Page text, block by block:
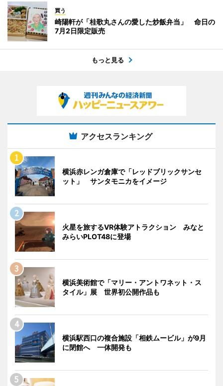
買う
崎陽軒が「桂歌丸さんの愛した炒飯弁当」 命日の
7月2日限定販売
もっと見る
アクセスランキング
横浜赤レンガ倉庫で「レッドブリックサンセ
ット」 サンタモニカをイメージ
火星を旅するVR体験アトラクション みなと
みらいPLOT48に登場
横浜美術館で「マリー・アントワネット・ス
タイル」展 世界初公開作品も
横浜駅西口の複合施設「相鉄ムービル」が9月
に閉館へ 一体開発も